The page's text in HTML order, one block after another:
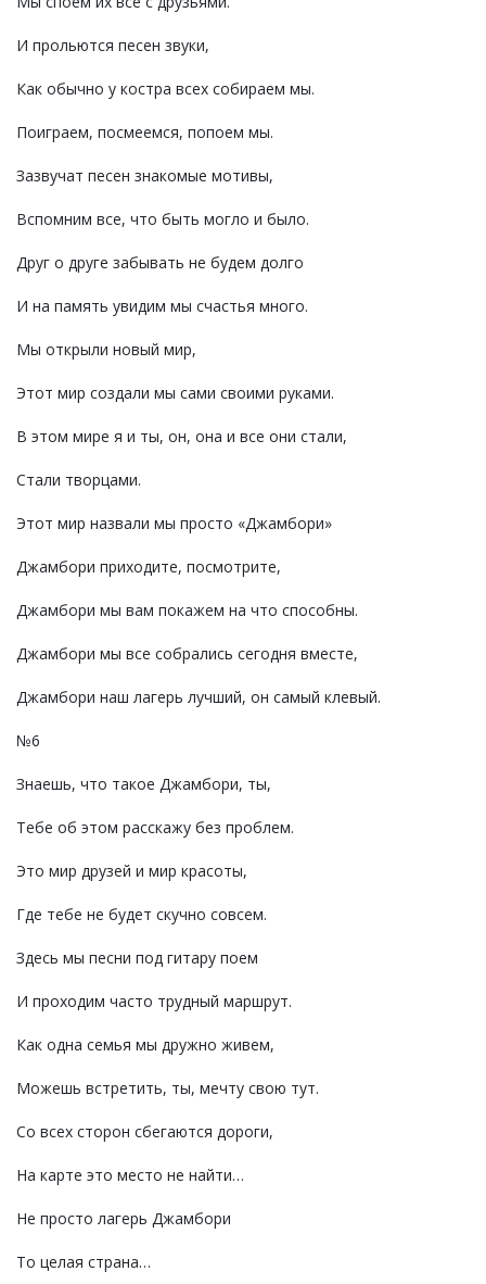
И прольются песен звуки,
Как обычно у костра всех собираем мы.
Поиграем, посмеемся, попоем мы.
Зазвучат песен знакомые мотивы,
Вспомним все, что быть могло и было.
Друг о друге забывать не будем долго
И на память увидим мы счастья много.
Мы открыли новый мир,
Этот мир создали мы сами своими руками.
В этом мире я и ты, он, она и все они стали,
Стали творцами.
Этот мир назвали мы просто «Джамбори»
Джамбори приходите, посмотрите,
Джамбори мы вам покажем на что способны.
Джамбори мы все собрались сегодня вместе,
Джамбори наш лагерь лучший, он самый клевый.
№6
Знаешь, что такое Джамбори, ты,
Тебе об этом расскажу без проблем.
Это мир друзей и мир красоты,
Где тебе не будет скучно совсем.
Здесь мы песни под гитару поем
И проходим часто трудный маршрут.
Как одна семья мы дружно живем,
Можешь встретить, ты, мечту свою тут.
Со всех сторон сбегаются дороги,
На карте это место не найти…
Не просто лагерь Джамбори
То целая страна…